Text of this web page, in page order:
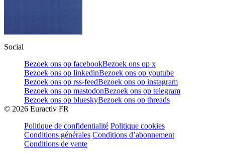
Social
Bezoek ons op facebookBezoek ons op x
Bezoek ons op linkedinBezoek ons op youtube
Bezoek ons op rss-feedBezoek ons op instagram
Bezoek ons op mastodonBezoek ons op telegram
Bezoek ons op blueskyBezoek ons op threads
© 2026 Euractiv FR
Politique de confidentialité Politique cookies
Conditions générales Conditions d’abonnement
Conditions de vente